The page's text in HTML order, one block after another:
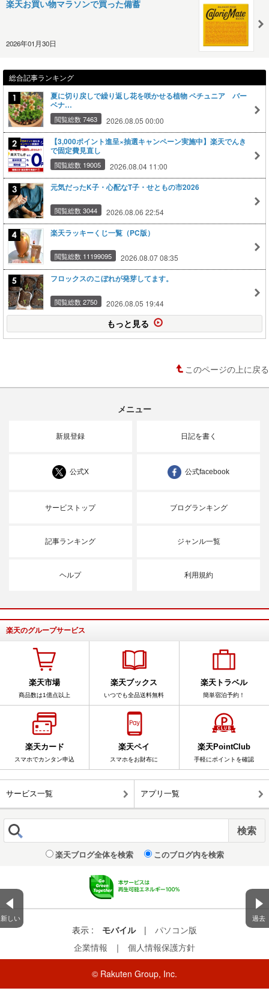
新しい 過去
楽天お買い物マラソンで買った備蓄
2026年01月30日
総合記事ランキング
夏に切り戻しで繰り返し花を咲かせる植物 ペチュニア バー
ベナ…
閲覧総数 7463 2026.08.05 00:00
【3,000ポイント進呈×抽選キャンペーン実施中】楽天でんき
で固定費見直し
閲覧総数 19005 2026.08.04 11:00
元気だったK子・心配なT子・せともの市2026
閲覧総数 3044 2026.08.06 22:54
楽天ラッキーくじ一覧（PC版）
閲覧総数 11199095 2026.08.07 08:35
フロックスのこぼれが発芽してます。
閲覧総数 2750 2026.08.05 19:44
もっと見る
このページの上に戻る
メニュー
新規登録 日記を書く
公式X 公式facebook
サービストップ ブログランキング
記事ランキング ジャンル一覧
ヘルプ 利用規約
楽天のグループサービス
楽天市場
商品数は1億点以上
楽天ブックス
いつでも全品送料無料
楽天トラベル
簡単宿泊予約！
楽天カード
スマホでカンタン申込
楽天ペイ
スマホをお財布に
楽天PointClub
手軽にポイントを確認
サービス一覧 アプリ一覧
楽天ブログ全体を検索 このブログ内を検索
表示 : モバイル |
パソコン版
企業情報
｜ 個人情報保護方針
© Rakuten Group, Inc.